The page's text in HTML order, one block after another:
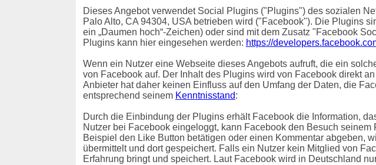
Dieses Angebot verwendet Social Plugins ("Plugins") des sozialen
Palo Alto, CA 94304, USA betrieben wird ("Facebook"). Die Plugins
ein „Daumen hoch“-Zeichen) oder sind mit dem Zusatz "Facebook
Plugins kann hier eingesehen werden: https://
Wenn ein Nutzer eine Webseite dieses Angebots aufruft, die ein
von Facebook auf. Der Inhalt des Plugins wird von Facebook direkt
Anbieter hat daher keinen Einfluss auf den Umfang der Daten, die
entsprechend seinem Kenntnisstand:
Durch die Einbindung der Plugins erhält Facebook die Information,
Nutzer bei Facebook eingeloggt, kann Facebook den Besuch
Beispiel den Like Button betätigen oder einen Kommentar abgeben,
übermittelt und dort gespeichert. Falls ein Nutzer kein Mitglied von
Erfahrung bringt und speichert. Laut Facebook wird in Deutschland